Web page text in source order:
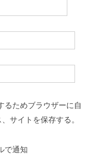
るためブラウザーに自
サイトを保存する。
で通知